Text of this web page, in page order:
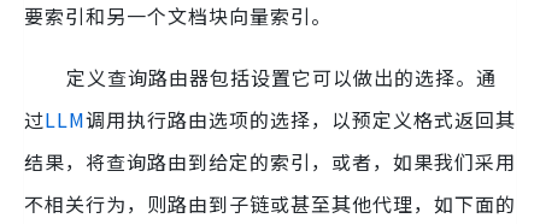
要索引和另一个文档块向量索引。
定义查询路由器包括设置它可以做出的选择。通
过LLM调用执行路由选项的选择，以预定义格式返回其
结果，将查询路由到给定的索引，或者，如果我们采用
不相关行为，则路由到子链或甚至其他代理，如下面的